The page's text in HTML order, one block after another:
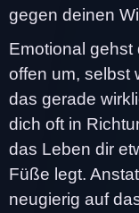
gegen deinen
Emotional
offen um, selbst
das gerade
dich oft in
das Leben dir
Füße legt.
neugierig auf